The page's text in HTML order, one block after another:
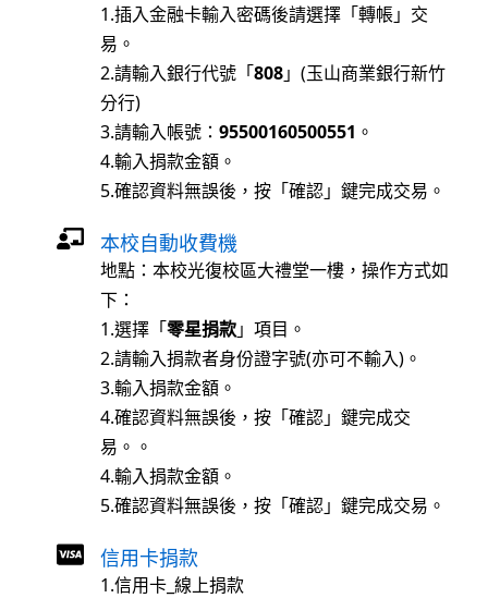
1.插入金融卡輸入密碼後請選擇「轉帳」交
易。
2.請輸入銀行代號「808」(玉山商業銀行新竹
分行)
3.請輸入帳號： 95500160500551 。
4.輸入捐款金額。
5.確認資料無誤後，按「確認」鍵完成交易。
本校自動收費機
地點：本校光復校區大禮堂一樓，操作方式如
下：
1.選擇「零星捐款」項目。
2.請輸入捐款者身份證字號(亦可不輸入)。
3.輸入捐款金額。
4.確認資料無誤後，按「確認」鍵完成交
易。。
4.輸入捐款金額。
5.確認資料無誤後，按「確認」鍵完成交易。
信用卡捐款
1.信用卡_線上捐款